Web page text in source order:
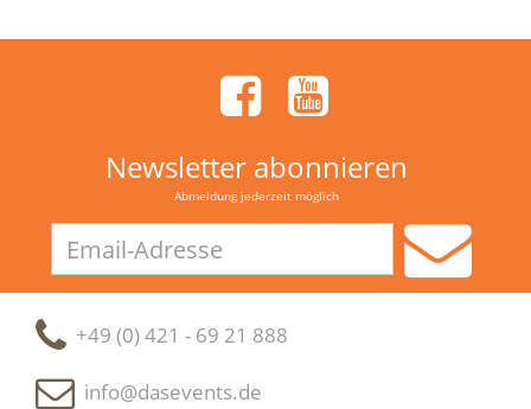
Newsletter abonnieren
Abmeldung jederzeit möglich
Adresse
+49 (0) 421 - 69 21 888
info@dasevents.de